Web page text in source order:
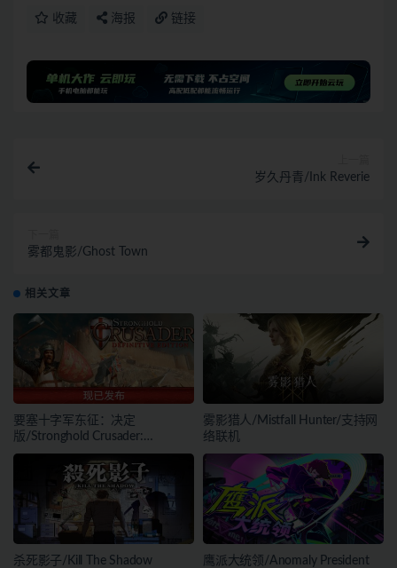
收藏 海报 链接
岁久丹青/Ink Reverie
雾都鬼影/Ghost Town
相关文章
要塞十字军东征：决定
版/Stronghold Crusader:
Definitive Edition
雾影猎人/Mistfall Hunter/支持网
络联机
杀死影子/Kill The Shadow 鹰派大统领/Anomaly President